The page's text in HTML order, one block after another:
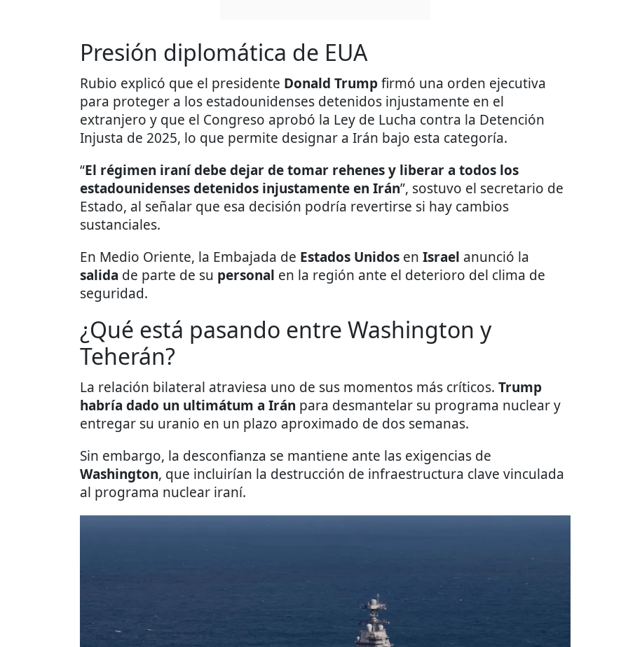
Presión diplomática de EUA
Rubio explicó que el presidente Donald Trumpfirmó una orden ejecutiva
para proteger a los estadounidenses detenidos injustamente en el
extranjero y que el Congreso aprobó la Ley de Lucha contra la Detención
Injusta de 2025, lo que permite designar a Irán bajo esta categoría.
“El régimen iraní debe dejar de tomar rehenes y liberar a todos los
estadounidenses detenidos injustamente en Irán”, sostuvo el secretario de
Estado, al señalar que esa decisión podría revertirse si hay cambios
sustanciales.
En Medio Oriente, la Embajada de Estados Unidos en Israel anunció la
salida de parte de su personal en la región ante el deterioro del clima de
seguridad.
¿Qué está pasando entre Washington y
Teherán?
La relación bilateral atraviesa uno de sus momentos más críticos. Trump
habría dado un ultimátum a Irán para desmantelar su programa nuclear y
entregar su uranio en un plazo aproximado de dos semanas.
Sin embargo, la desconfianza se mantiene ante las exigencias de
Washington, que incluirían la destrucción de infraestructura clave vinculada
al programa nuclear iraní.